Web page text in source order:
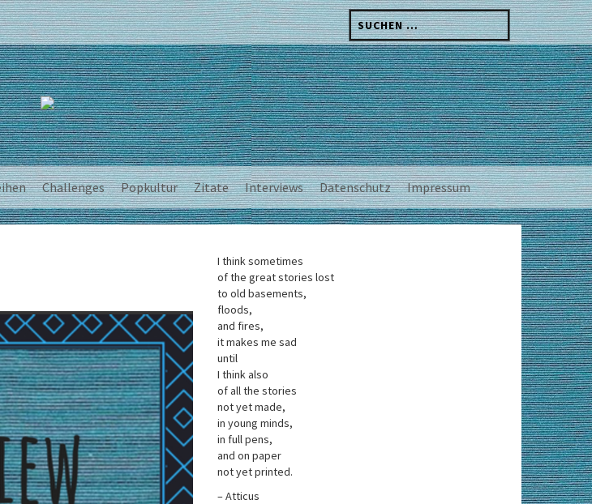
Suchen
nach:
Challenges Popkultur Zitate Interviews Datenschutz Impressum
I think sometimes
of the great stories lost
to old basements,
floods,
and fires,
it makes me sad
until
I think also
of all the stories
not yet made,
in young minds,
in full pens,
and on paper
not yet printed.
– Atticus